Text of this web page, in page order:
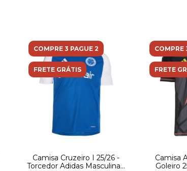
COMPRE 3 PAGUE 2
FRETE GRÁTIS
Camisa Cruzeiro I 25/26 -
Torcedor Adidas Masculina -
COMPRE
FRETE
Camisa
Goleiro